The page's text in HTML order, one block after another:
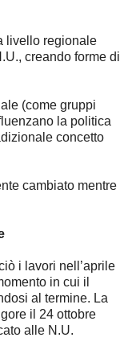
livello regionale
creando forme di
(come gruppi
la politica
concetto
cambiato mentre
i lavori nell’aprile
in cui il
al termine. La
il 24 ottobre
alle N.U.